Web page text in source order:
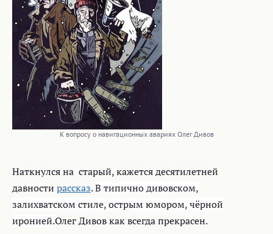
К вопросу о навигационных авариях Олег Дивов
Наткнулся на старый, кажется десятилетней
давности рассказ.В типично дивовском,
залихватском стиле, острым юмором, чёрной
иронией.Олег Дивов как всегда прекрасен.